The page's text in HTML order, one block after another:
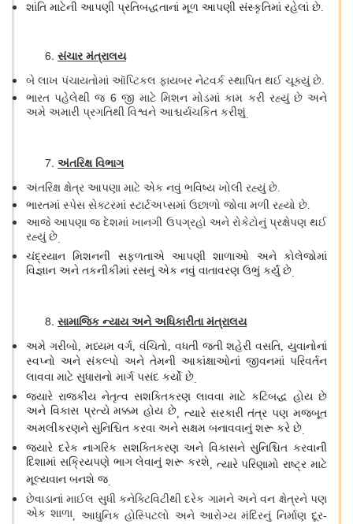
શાંતિ માટેની આપણી પ્રતિબદ્ધતાનાં મૂળ આપણી સંસ્કૃતિમાં રહેલાં છે.
સંચાર મંત્રાલય
બે લાખ પંચાયતોમાં ઑપ્ટિકલ ફાયબર નેટવર્ક સ્થાપિત થઈ ચૂક્યું છે.
ભારત પહેલેથી જ 6 જી માટે મિશન મોડમાં કામ કરી રહ્યું છે અને
અમે અમારી પ્રગતિથી વિશ્વને આશ્ચર્યચકિત કરીશું.
અંતરિક્ષ વિભાગ
અંતરિક્ષ ક્ષેત્ર આપણા માટે એક નવું ભવિષ્ય ખોલી રહ્યું છે.
ભારતમાં સ્પેસ સેક્ટરમાં સ્ટાર્ટઅપ્સમાં ઉછાળો જોવા મળી રહ્યો છે.
આજે આપણા જ દેશમાં ખાનગી ઉપગ્રહો અને રોકેટોનું પ્રક્ષેપણ થઈ
રહ્યું છે.
ચંદ્રયાન મિશનની સફળતાએ આપણી શાળાઓ અને કોલેજોમાં
વિજ્ઞાન અને તકનીકીમાં રસનું એક નવું વાતાવરણ ઉભું કર્યું છે.
સામાજિક ન્યાય અને અધિકારીતા મંત્રાલય
અમે ગરીબો, મધ્યમ વર્ગ,વંચિતો, વધતી જતી શહેરી વસતિ,યુવાનોનાં
સ્વપ્નો અને સંકલ્પો અને તેમની આકાંક્ષાઓનાં જીવનમાં પરિવર્તન
લાવવા માટે સુધારાનો માર્ગ પસંદ કર્યો છે.
જ્યારે રાજકીય નેતૃત્વ સશક્તિકરણ લાવવા માટે કટિબદ્ધ હોય છે
અને વિકાસ પ્રત્યે મક્કમ હોય છે, ત્યારે સરકારી તંત્ર પણ મજબૂત
અમલીકરણને સુનિશ્ચિત કરવા અને સક્ષમ બનાવવાનું શરૂ કરે છે.
જ્યારે દરેક નાગરિક સશક્તિકરણ અને વિકાસને સુનિશ્ચિત કરવાની
દિશામાં સક્રિયપણે ભાગ લેવાનું શરૂ કરશે, ત્યારે પરિણામો રાષ્ટ્ર માટે
મૂલ્યવાન બનશે જ.
છેવાડાનાં માઈલ સુધી કનેક્ટિવિટીથી દરેક ગામને અને વન ક્ષેત્રને પણ
એક શાળા, આધુનિક હોસ્પિટલો અને આરોગ્ય મંદિરનું નિર્માણ દૂર-